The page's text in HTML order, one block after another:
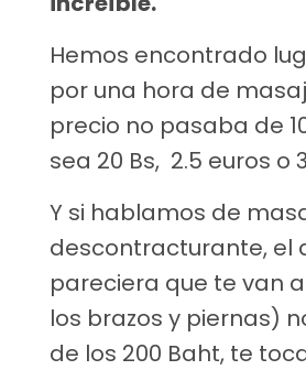
Hemos encontrado
por una hora de
precio no pasaba de
sea 20 Bs, 2.5 euros o
Y si hablamos de
descontracturante, el
pareciera que te van
los brazos y piernas)
de los 200 Baht, te